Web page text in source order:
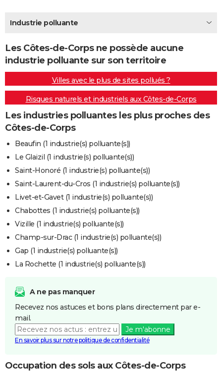
BONS PLANS
CARTE DE VOEUX
Carte de Noël
Carte Bonne année
Carte Saint-Valentin
Carte Pâques
Carte d'anniversaire
DICTIONNAIRE
Dictionnaire
Biographies
Citations
Expressions
Proverbes
PROGRAMME TV
COPAINS D'AVANT
Service militaire
Avis de recherche
AVIS DE DÉCÈS
FORUM
Industrie polluante
Les Côtes-de-Corps ne possède aucune
industrie polluante sur son territoire
Villes avec le plus de sites pollués ?
Risques naturels et industriels aux Côtes-de-Corps
Les industries polluantes les plus proches des
Côtes-de-Corps
Beaufin (1 industrie(s) polluante(s))
Le Glaizil (1 industrie(s) polluante(s))
Saint-Honoré (1 industrie(s) polluante(s))
Saint-Laurent-du-Cros (1 industrie(s) polluante(s))
Livet-et-Gavet (1 industrie(s) polluante(s))
Chabottes (1 industrie(s) polluante(s))
Vizille (1 industrie(s) polluante(s))
Champ-sur-Drac (1 industrie(s) polluante(s))
Gap (1 industrie(s) polluante(s))
La Rochette (1 industrie(s) polluante(s))
A ne pas manquer
Recevez nos astuces et bons plans directement par e-
mail.
Je m'abonne
En savoir plus sur notre politique de confidentialité
Occupation des sols aux Côtes-de-Corps